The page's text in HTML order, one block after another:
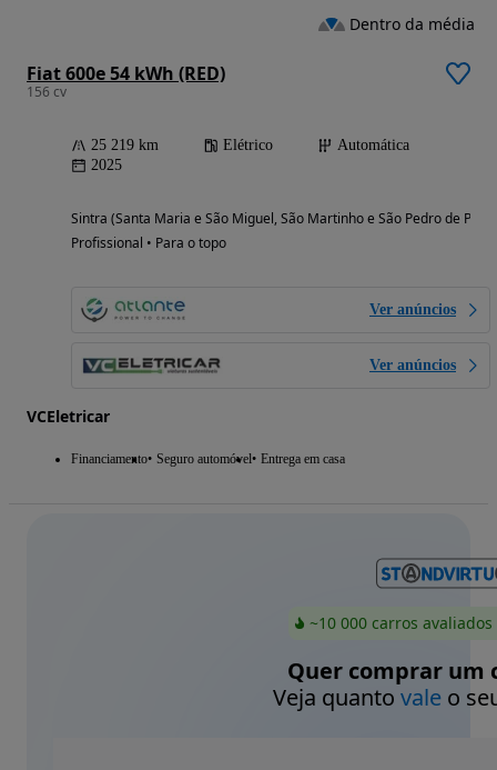
Fiat 600e 54 kWh (RED)
156 cv
25 219 km Elétrico
Automática
2025
Sintra (Santa Maria e São Miguel, São Martinho e São Pedro de
Profissional • Para o topo
Ver anúncios
Ver anúncios
VCEletricar
Financiamento Seguro automóvel Entrega em casa
Dentro da média
~10 000 carros
Quer comprar um
Veja quanto valeo